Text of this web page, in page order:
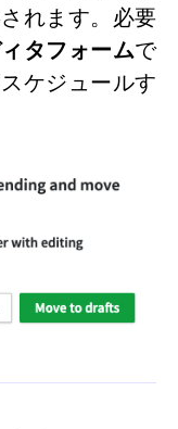
れます。必要
タフォームで
ケジュールす